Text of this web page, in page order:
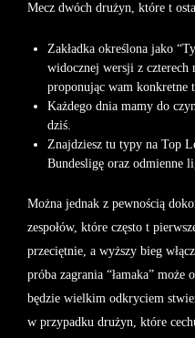
Mecz dwóch drużyn, które t
Zakładka określona jako
widocznej wersji z czterech
proponując wam konkretne
Każdego dnia mamy do
dziś.
Znajdziesz tu typy na Top
Bundesligę oraz odmienne
Można jednak z pewnością
zespołów, które często t
przeciętnie, a wyższy bieg
próba zagrania “łamaka” może
będzie wielkim odkryciem
w przypadku drużyn, które